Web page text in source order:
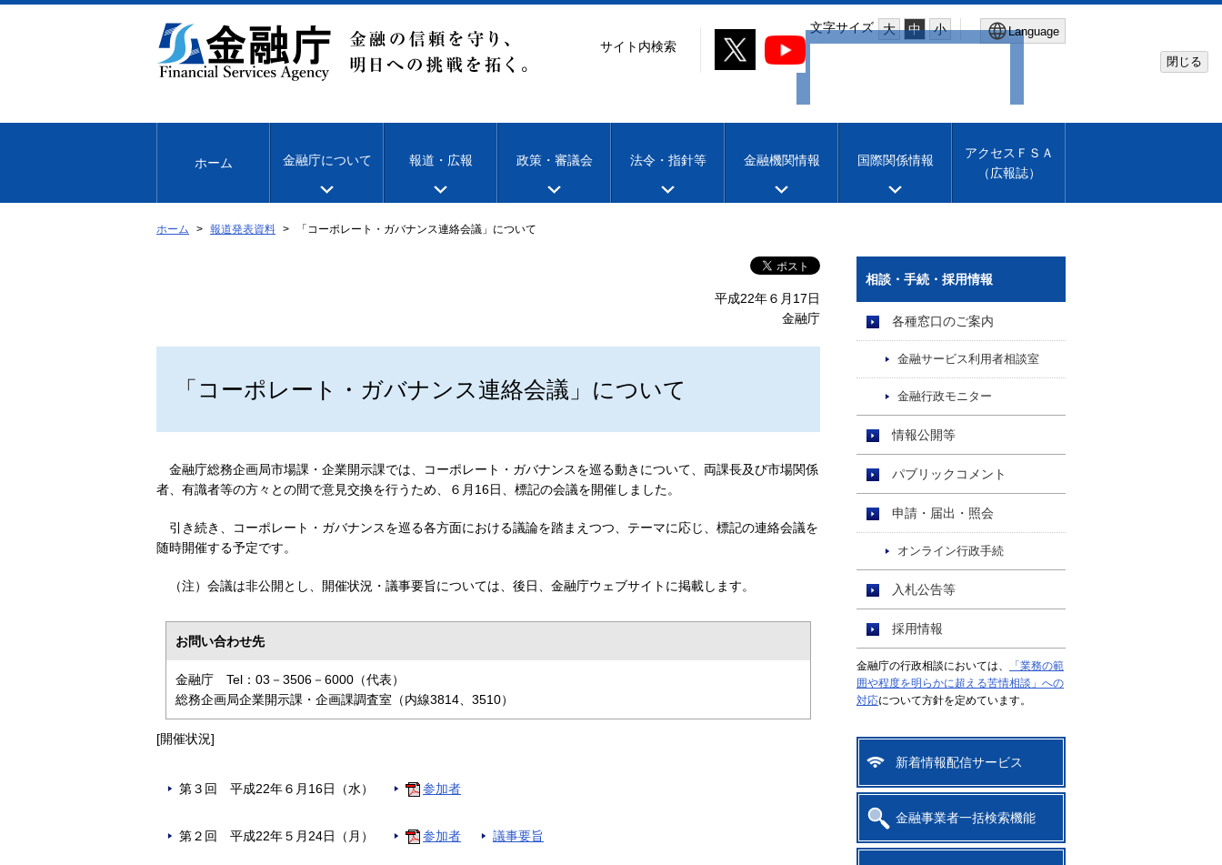
文
移
文字サイズ 大 中 小 Language
Machine translation
閉じる
サイト内検索
ホーム 金融庁について 報道・広報 政策・審議会 法令・指針等 金融機関情報 国際関係情報
アクセスＦＳＡ
（広報誌）
ホーム 報道発表資料 「コーポレート・ガバナンス連絡会議」について
平成22年６月17日
金融庁
「コーポレート・ガバナンス連絡会議」について
金融庁総務企画局市場課・企業開示課では、コーポレート・ガバナンスを巡る動きについて、両課長及び市場関係
者、有識者等の方々との間で意見交換を行うため、６月16日、標記の会議を開催しました。
引き続き、コーポレート・ガバナンスを巡る各方面における議論を踏まえつつ、テーマに応じ、標記の連絡会議を
随時開催する予定です。
（注）会議は非公開とし、開催状況・議事要旨については、後日、金融庁ウェブサイトに掲載します。
お問い合わせ先
金融庁 Tel：03－3506－6000（代表）
総務企画局企業開示課・企画課調査室（内線3814、3510）
[開催状況]
第３回 平成22年６月16日（水） 参加者
第２回 平成22年５月24日（月） 参加者 議事要旨
相談・手続・採用情報
各種窓口のご案内
金融サービス利用者相談室
金融行政モニター
情報公開等
パブリックコメント
申請・届出・照会
オンライン行政手続
入札公告等
採用情報
金融庁の行政相談においては、
「業務の範
囲や程度を明らかに超える苦情相談」への
対応について方針を定めています。
新着情報配信サービス
金融事業者一括検索機能